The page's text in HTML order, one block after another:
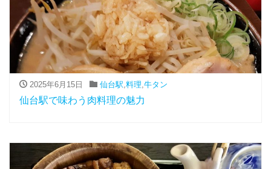
2025年6月15日 仙台駅 料理 牛タン
仙台駅で味わう肉料理の魅力